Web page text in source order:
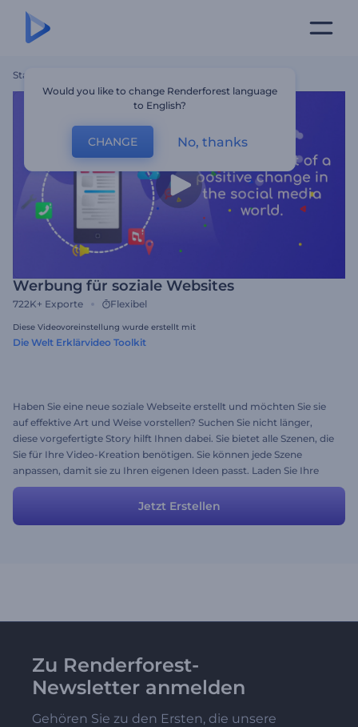
Startseite
Werbung für soziale Websites
722K+ Exporte Flexibel
Diese Videovoreinstellung wurde erstellt mit
Die Welt Erklärvideo Toolkit
Haben Sie eine neue soziale Webseite erstellt und möchten Sie sie
auf effektive Art und Weise vorstellen? Suchen Sie nicht länger,
diese vorgefertigte Story hilft Ihnen dabei. Sie bietet alle Szenen, die
Sie für Ihre Video-Kreation benötigen. Sie können jede Szene
anpassen, damit sie zu Ihren eigenen Ideen passt. Laden Sie Ihre
Mediendateien hoch, geben Sie Ihre Texte ein und beginnen Sie mit
der Bewerbung Ihrer Webseite.Jetzt Erstellen
Zu Renderforest-
Newsletter anmelden
Gehören Sie zu den Ersten, die unsere
Would you like to change Renderforest language
to English?
CHANGE No, thanks